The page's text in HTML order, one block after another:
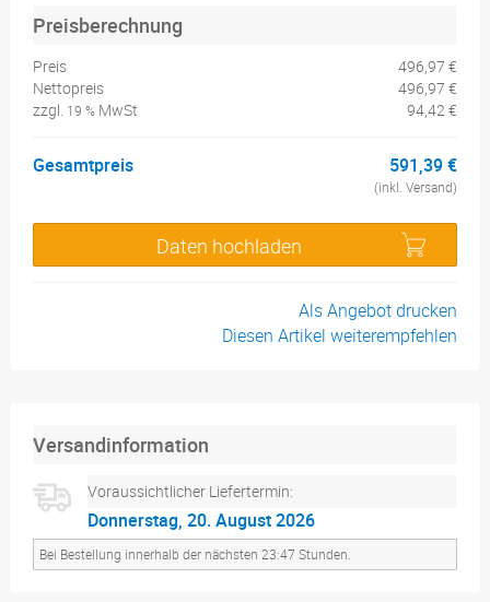
Preisberechnung
Preis
496,97 €
Nettopreis
496,97 €
zzgl. 19 % MwSt 94,42 €
Gesamtpreis 591,39 €
(inkl. Versand)
Daten hochladen
Als Angebot drucken
Diesen Artikel weiterempfehlen
Versandinformation
Voraussichtlicher Liefertermin:
Donnerstag, 20. August 2026
Bei Bestellung innerhalb der nächsten 23:47 Stunden.